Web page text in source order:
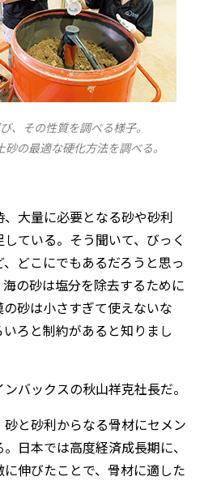
、その性質を調べる様子。
の最適な硬化方法を調べる。
、大量に必要となる砂や砂利
している。そう聞いて、びっく
どこにでもあるだろうと思っ
の砂は塩分を除去するために
砂は小さすぎて使えないな
ろと制約があると知りまし
バックスの秋山祥克社長だ。
と砂利からなる骨材にセメン
日本では高度経済成長期に、
伸びたことで、骨材に適した